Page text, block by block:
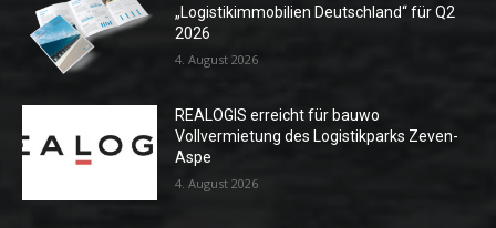
„Logistikimmobilien Deutschland“ für Q2
2026
4. August 2026
REALOGIS erreicht für bauwo
Vollvermietung des Logistikparks Zeven-
Aspe
4. August 2026